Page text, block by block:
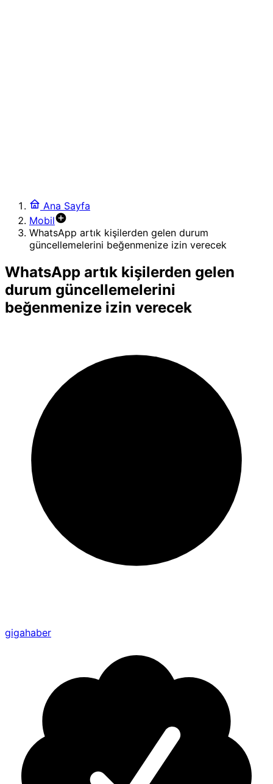
Ana Sayfa
Mobil
WhatsApp artık kişilerden gelen durum
güncellemelerini beğenmenize izin verecek
WhatsApp artık kişilerden gelen
durum güncellemelerini
beğenmenize izin verecek
gigahaber